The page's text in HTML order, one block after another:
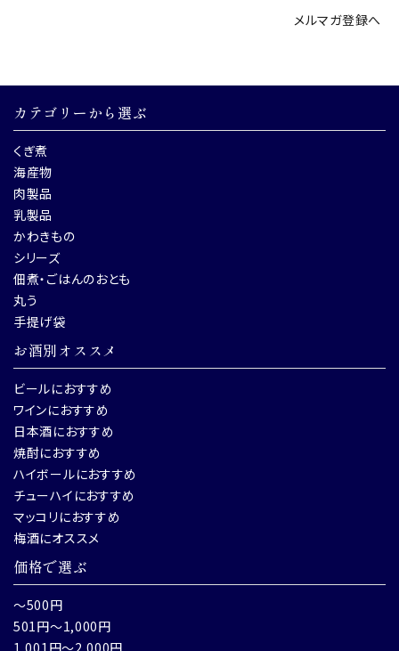
メルマガ登録へ
カテゴリーから選ぶ
くぎ煮
海産物
肉製品
乳製品
かわきもの
シリーズ
佃煮・ごはんのおとも
丸う
手提げ袋
お酒別オススメ
ビールにおすすめ
ワインにおすすめ
日本酒におすすめ
焼酎におすすめ
ハイボールにおすすめ
チューハイにおすすめ
マッコリにおすすめ
梅酒にオススメ
価格で選ぶ
～500円
501円～1,000円